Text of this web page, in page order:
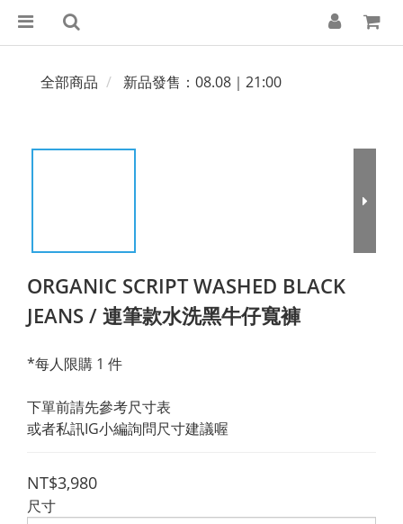
全部商品 新品發售：08.08｜21:00
ORGANIC SCRIPT WASHED BLACK
JEANS / 連筆款水洗黑牛仔寬褲
*每人限購 1 件
下單前請先參考尺寸表
或者私訊IG小編詢問尺寸建議喔
NT$3,980
尺寸